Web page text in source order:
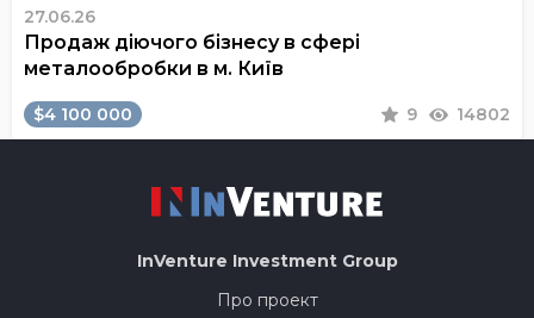
27.06.26
Продаж діючого бізнесу в сфері
металообробки в м. Київ
$4 100 000 9 14802
InVenture Investment Group
Про проект